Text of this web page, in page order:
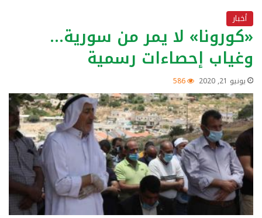
أخبار
«كورونا» لا يمر من سورية…
وغياب إحصاءات رسمية
يونيو 21, 2020 586